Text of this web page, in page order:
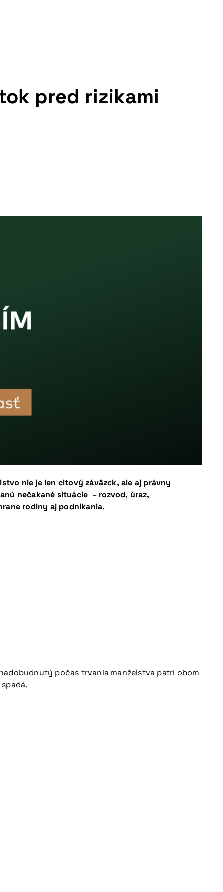
pred rizikami
nie je len citový záväzok, ale aj právny
nečakané situácie – rozvod, úraz,
rodiny aj podnikania.
počas trvania manželstva patrí obom